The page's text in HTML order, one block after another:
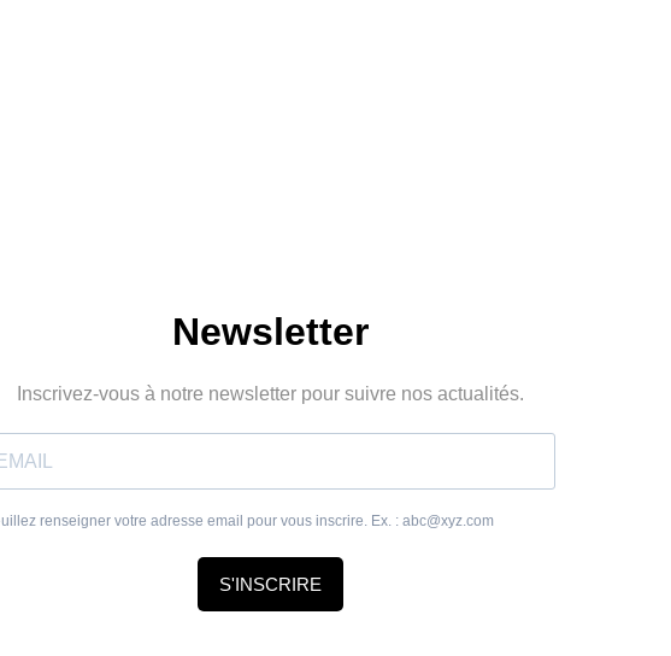
Newsletter
Inscrivez-vous à notre newsletter pour suivre nos actualités.
renseigner votre adresse email pour vous inscrire. Ex. : abc@xyz.com
S'INSCRIRE